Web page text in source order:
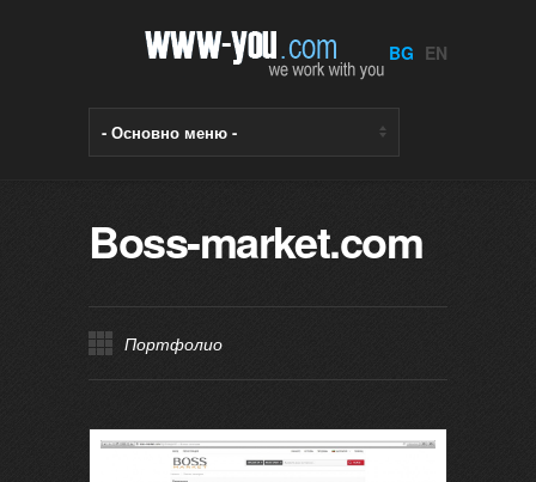
BG EN
Boss-market.com
Портфолио